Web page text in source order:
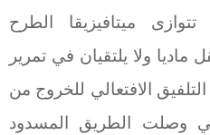
ميتافيزيقا الطرح
ولا يلتقيان في تمرير
الافتعالي للخروج من
وصلت الطريق المسدود